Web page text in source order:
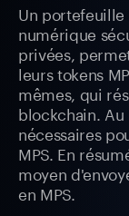
Un
numérique
privées,
leurs tokens
mêmes, qui
blockchain.
nécessaires
MPS. En
moyen
en MPS.